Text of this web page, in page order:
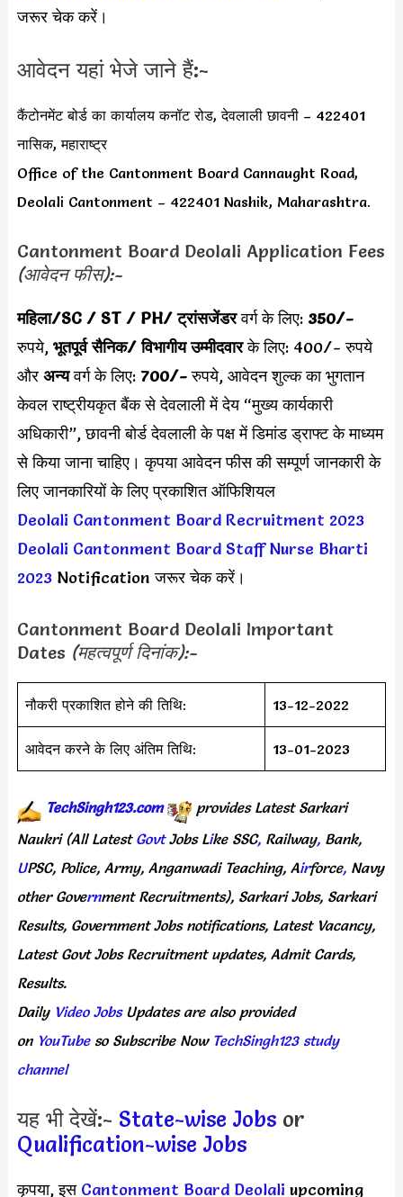
जरूर चेक करें।
आवेदन यहां भेजे जाने हैं:-
कैंटोनमेंट बोर्ड का कार्यालय कनॉट रोड, देवलाली छावनी – 422401
नासिक, महाराष्ट्र
Office of the Cantonment Board Cannaught Road,
Deolali Cantonment – 422401 Nashik, Maharashtra.
Cantonment Board Deolali Application Fees
(आवेदन फीस):-
महिला/SC / ST / PH/ ट्रांसजेंडरवर्ग के लिए:350/-
रुपये, भूतपूर्व सैनिक/ विभागीय उम्मीदवारके लिए: 400/- रुपये
औरअन्यवर्ग के लिए:700/-रुपये, आवेदन शुल्क का भुगतान
केवल राष्ट्रीयकृत बैंक से देवलाली में देय “मुख्य कार्यकारी
अधिकारी”, छावनी बोर्ड देवलाली के पक्ष में डिमांड ड्राफ्ट के माध्यम
से किया जाना चाहिए। कृपया आवेदन फीस की सम्पूर्ण जानकारी के
लिए जानकारियों के लिए प्रकाशित ऑफिशियल
Deolali Cantonment Board Recruitment 2023
Deolali Cantonment Board Staff Nurse Bharti
2023Notification जरूर चेक करें।
Cantonment Board Deolali Important
Dates (महत्वपूर्ण दिनांक):-
नौकरी प्रकाशित होने की तिथि: 13-12-2022
आवेदन करने के लिए अंतिम तिथि: 13-01-2023
TechSingh123.com provides Latest Sarkari
Naukri (All Latest Govt Jobs Like SSC, Railway, Bank,
UPSC, Police, Army, Anganwadi Teaching, Airforce, Navy
other Government Recruitments), Sarkari Jobs, Sarkari
Results, Government Jobs notifications, Latest Vacancy,
Latest Govt Jobs Recruitment updates, Admit Cards,
Results.
Daily Video JobsUpdates are also provided
on YouTubeso Subscribe Now TechSingh123 study
channel
यह भी देखें:- State-wise Jobs or
Qualification-wise Jobs
कृपया, इस Cantonment Board Deolali upcoming